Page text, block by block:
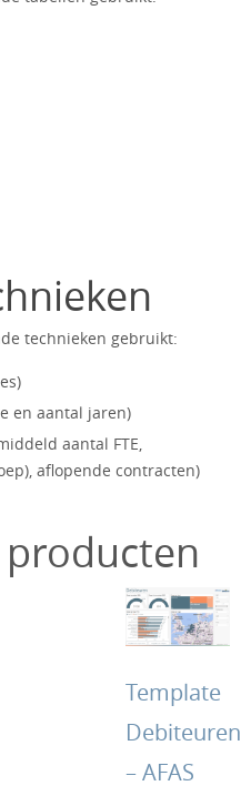
technieken gebruikt:
en aantal jaren)
aantal FTE,
aflopende contracten)
Template
Debiteuren
– AFAS